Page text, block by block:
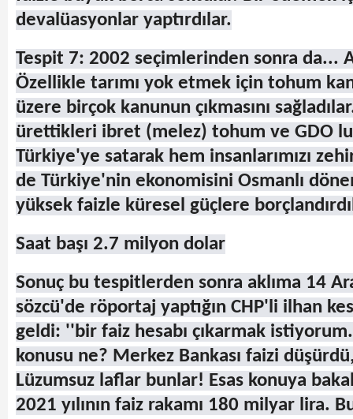
devalüasyonlar yaptırdılar.
Tespit 7: 2002 seçimlerinden sonra da...
Özellikle tarımı yok etmek için tohum
üzere birçok kanunun çıkmasını
ürettikleri ibret (melez) tohum ve GDO
Türkiye'ye satarak hem insanlarımızı
de Türkiye'nin ekonomisini Osmanlı
yüksek faizle küresel güçlere
Saat başı 2.7 milyon dolar
Sonuç bu tespitlerden sonra aklıma 14
sözcü'de röportaj yaptığın CHP'li ilhan
geldi: ''bir faiz hesabı çıkarmak
konusu ne? Merkez Bankası faizi
Lüzumsuz laflar bunlar! Esas konuya
2021 yılının faiz rakamı 180 milyar lira.